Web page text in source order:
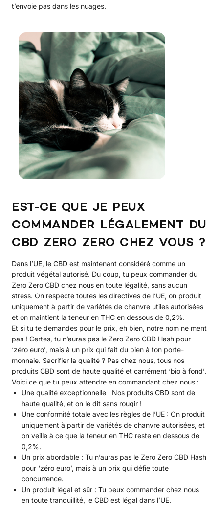
t’envoie pas dans les nuages.
EST-CE QUE JE PEUX
COMMANDER LÉGALEMENT DU
CBD ZERO ZERO CHEZ VOUS ?
Dans l’UE, le CBD est maintenant considéré comme un
produit végétal autorisé. Du coup, tu peux commander du
Zero Zero CBD chez nous en toute légalité, sans aucun
stress. On respecte toutes les directives de l’UE, on produit
uniquement à partir de variétés de chanvre utiles autorisées
et on maintient la teneur en THC en dessous de 0,2%.
Et si tu te demandes pour le prix, eh bien, notre nom ne ment
pas ! Certes, tu n’auras pas le Zero Zero CBD Hash pour
‘zéro euro’, mais à un prix qui fait du bien à ton porte-
monnaie. Sacrifier la qualité ? Pas chez nous, tous nos
produits CBD sont de haute qualité et carrément ‘bio à fond’.
Voici ce que tu peux attendre en commandant chez nous :
Une qualité exceptionnelle : Nos produits CBD sont de
haute qualité, et on le dit sans rougir !
Une conformité totale avec les règles de l’UE : On produit
uniquement à partir de variétés de chanvre autorisées, et
on veille à ce que la teneur en THC reste en dessous de
0,2%.
Un prix abordable : Tu n’auras pas le Zero Zero CBD Hash
pour ‘zéro euro’, mais à un prix qui défie toute
concurrence.
Un produit légal et sûr : Tu peux commander chez nous
en toute tranquillité, le CBD est légal dans l’UE.